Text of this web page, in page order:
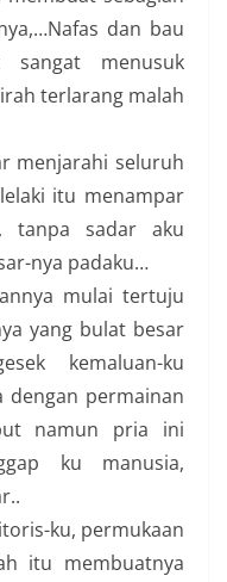
dan bau
sangat menusuk
terlarang malah
menjarahi seluruh
itu menampar
tanpa sadar aku
nya padaku…
mulai tertuju
yang bulat besar
kemaluan-ku
dengan permainan
namun pria ini
ku manusia,
ku, permukaan
itu membuatnya